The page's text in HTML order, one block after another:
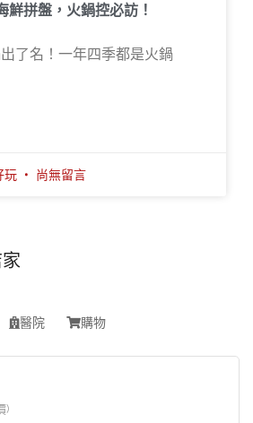
鮮拼盤，火鍋控必訪！
了名！一年四季都是火鍋
玩 尚無留言
醫院 購物
)